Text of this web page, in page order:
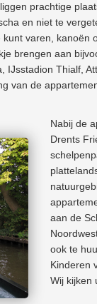
prachtige
en niet te
varen, kanoën
brengen aan
IJsstadion Thialf,
van de
Nabij de
Drents
aan de
ook te
Kinderen
Wij kijken